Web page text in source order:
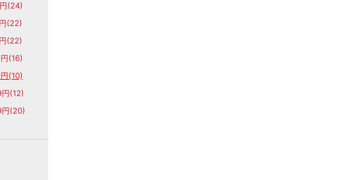
(24)
(22)
(22)
(16)
(10)
(12)
(20)